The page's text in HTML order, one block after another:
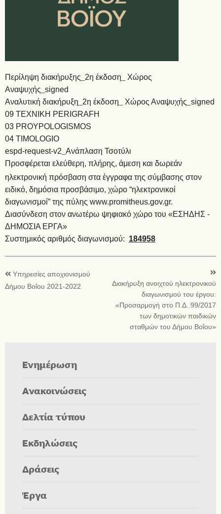
Περίληψη διακήρυξης_2η έκδοση_ Χώρος
Αναψυχής_signed
Αναλυτική διακήρυξη_2η έκδοση_ Χώρος Αναψυχής_signed
09 TEXNIKH PERIGRAFH
03 PROYPOLOGISMOS
04 TIMOLOGIO
espd-request-v2_Ανάπλαση Τσοτύλι
Προσφέρεται ελεύθερη, πλήρης, άμεση και δωρεάν
ηλεκτρονική πρόσβαση στα έγγραφα της σύμβασης στον
ειδικό, δημόσια προσβάσιμο, χώρο “ηλεκτρονικοί
διαγωνισμοί” της πύλης www.promitheus.gov.gr.
Διασύνδεση στον ανωτέρω ψηφιακό χώρο του «ΕΣΗΔΗΣ -
ΔΗΜΟΣΙΑ ΕΡΓΑ»
Συστημικός αριθμός διαγωνισμού: 184958
Υπηρεσίες αποχιονισμού
Δήμου Βοΐου 2021-2022
Διακήρυξη ανοιχτού ηλεκτρονικού
διαγωνισμού του έργου:
«Προσαρμογή στο Π.Δ. 99/2017
των δημοτικών παιδικών
σταθμών του Δήμου Βοΐου»
Ενημέρωση
Ανακοινώσεις
Δελτία τύπου
Εκδηλώσεις
Δράσεις
Έργα